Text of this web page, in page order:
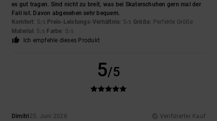
es gut tragen. Sind nicht zu breit, was bei Skaterschuhen gern mal der
Fall ist. Davon abgesehen sehr bequem.
Komfort: 5/5 Preis-Leistungs-Verhältnis: 5/5 Größe: Perfekte Größe
Material : 5 /5 Farbe: 5/5
Ich empfehle dieses Produkt
5/5
Dimitri 25. Juni 2026
Verifizierter Kauf